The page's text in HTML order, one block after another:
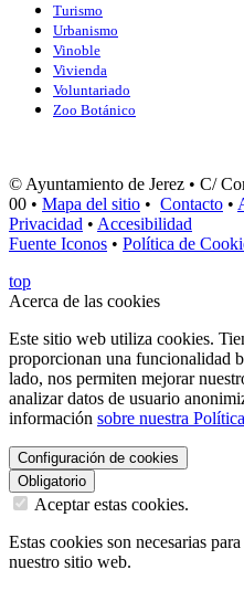
Turismo
Urbanismo
Vinoble
Vivienda
Voluntariado
Zoo Botánico
© Ayuntamiento de Jerez • C/
00 • Mapa del sitio • Contacto •
Privacidad • Accesibilidad
Fuente Iconos • Política de
top
Acerca de las cookies
Este sitio web utiliza cookies.
proporcionan una funcionalidad
lado, nos permiten mejorar
analizar datos de usuario
información sobre nuestra
Configuración de cookies
Obligatorio
Aceptar estas cookies.
Estas cookies son necesarias
nuestro sitio web.